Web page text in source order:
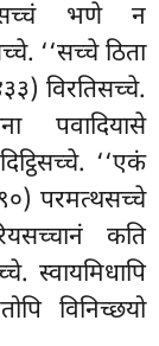
भणे न
‘‘सच्चे ठिता
विरतिसच्चे.
पवादियासे
‘‘एकं
परमत्थसच्चे
कति
स्वायमिधापि
विनिच्छयो